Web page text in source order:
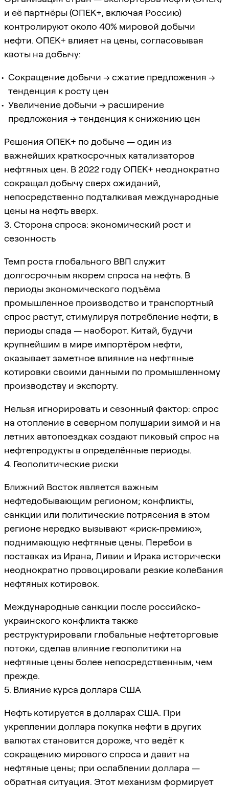
и её партнёры (ОПЕК+, включая Россию)
контролируют около 40% мировой добычи
нефти. ОПЕК+ влияет на цены, согласовывая
квоты на добычу:
Сокращение добычи → сжатие предложения →
тенденция к росту цен
Увеличение добычи → расширение
предложения → тенденция к снижению цен
Решения ОПЕК+ по добыче — один из
важнейших краткосрочных катализаторов
нефтяных цен. В 2022 году ОПЕК+ неоднократно
сокращал добычу сверх ожиданий,
непосредственно подталкивая международные
цены на нефть вверх.
3. Сторона спроса: экономический рост и
сезонность
Темп роста глобального ВВП служит
долгосрочным якорем спроса на нефть. В
периоды экономического подъёма
промышленное производство и транспортный
спрос растут, стимулируя потребление нефти; в
периоды спада — наоборот. Китай, будучи
крупнейшим в мире импортёром нефти,
оказывает заметное влияние на нефтяные
котировки своими данными по промышленному
производству и экспорту.
Нельзя игнорировать и сезонный фактор: спрос
на отопление в северном полушарии зимой и на
летних автопоездках создают пиковый спрос на
нефтепродукты в определённые периоды.
4. Геополитические риски
Ближний Восток является важным
нефтедобывающим регионом; конфликты,
санкции или политические потрясения в этом
регионе нередко вызывают «риск-премию»,
поднимающую нефтяные цены. Перебои в
поставках из Ирана, Ливии и Ирака исторически
неоднократно провоцировали резкие колебания
нефтяных котировок.
Международные санкции после российско-
украинского конфликта также
реструктурировали глобальные нефтеторговые
потоки, сделав влияние геополитики на
нефтяные цены более непосредственным, чем
прежде.
5. Влияние курса доллара США
Нефть котируется в долларах США. При
укреплении доллара покупка нефти в других
валютах становится дороже, что ведёт к
сокращению мирового спроса и давит на
нефтяные цены; при ослаблении доллара —
обратная ситуация. Этот механизм формирует